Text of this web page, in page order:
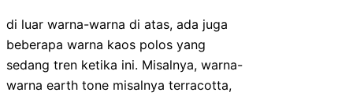
di luar warna-warna di atas, ada juga
beberapa warna kaos polos yang
sedang tren ketika ini. Misalnya, warna-
warna earth tone misalnya terracotta,